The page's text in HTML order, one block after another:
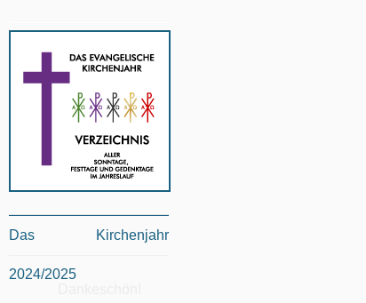
Das Kirchenjahr
2024/2025